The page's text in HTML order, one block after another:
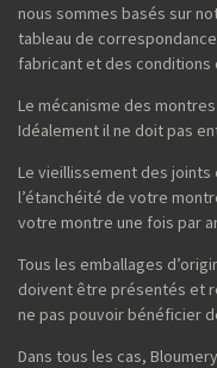
nous sommes basés sur
tableau de
fabricant et des conditions
Le mécanisme des
Idéalement il ne doit pas
Le vieillissement des
l’étanchéité de votre
votre montre une fois par
Tous les emballages
doivent être présentés et
ne pas pouvoir bénéficier
Dans tous les cas,